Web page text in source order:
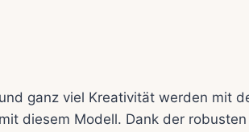
ganz viel Kreativität werden mit
diesem Modell. Dank der